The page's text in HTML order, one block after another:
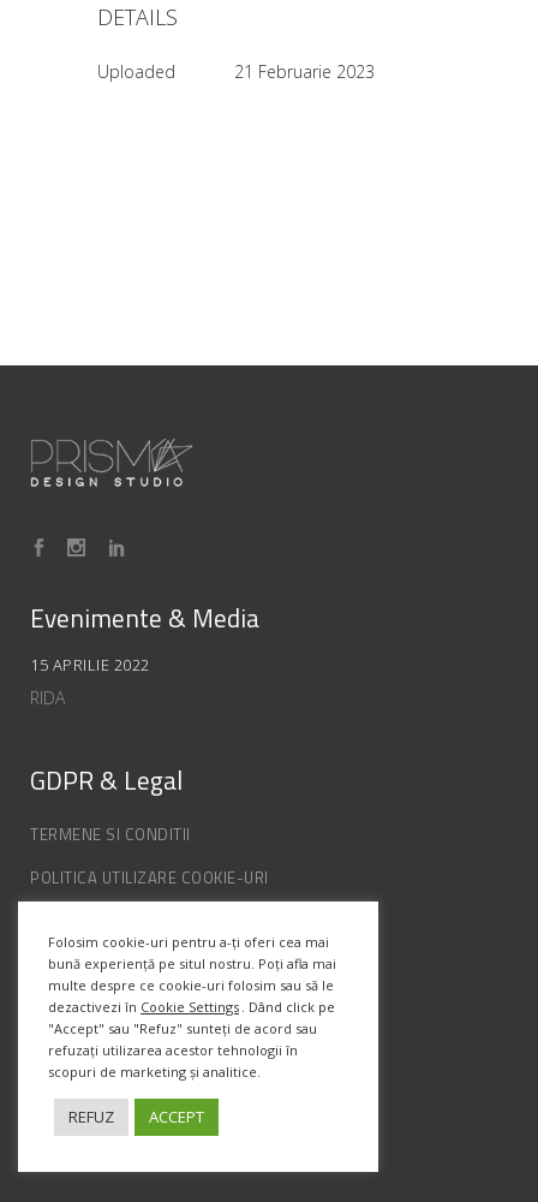
DETAILS
Uploaded 21 Februarie 2023
Evenimente & Media
15 APRILIE 2022
RIDA
GDPR & Legal
TERMENE SI CONDITII
POLITICA UTILIZARE COOKIE-URI
ANPC
Info Contact
Str. Semenic, Nr.1, Ap.5, Timisoara.
Telefon:(+4) 0747 066 701
Folosim cookie-uri pentru a-ți oferi cea mai
bună experiență pe situl nostru. Poți afla mai
multe despre ce cookie-uri folosim sau să le
dezactivezi în Cookie Settings . Dând click pe
"Accept" sau "Refuz" sunteți de acord sau
refuzați utilizarea acestor tehnologii în
scopuri de marketing și analitice.
REFUZ ACCEPT